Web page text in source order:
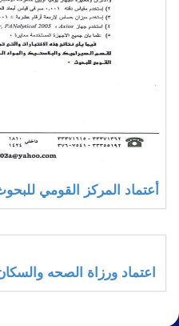
أعتماد المركز القومي
اعتماد ورزاة الصحه